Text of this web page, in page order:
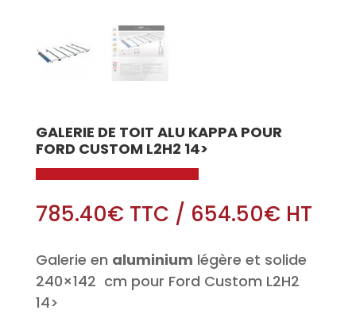
GALERIE DE TOIT ALU KAPPA POUR
FORD CUSTOM L2H2 14>
785.40€TTC / 654.50€HT
Galerie en aluminium légère et solide
240×142 cm pour Ford Custom L2H2
14>